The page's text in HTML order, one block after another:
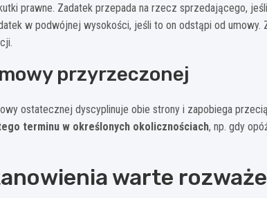
prawne. Zadatek przepada na rzecz sprzedającego,
w podwójnej wysokości, jeśli to on odstąpi od umowy.
przyrzeczonej
ostatecznej dyscyplinuje obie strony i zapobiega
terminu w określonych okolicznościach, np. gdy
warte